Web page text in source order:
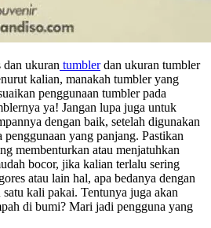
ukuran tumblerdan ukuran tumbler
kalian, manakah tumbler yang
penggunaan tumbler pada
ya! Jangan lupa juga untuk
dengan baik, setelah digunakan
yang panjang. Pastikan
membenturkan atau menjatuhkan
bocor, jika kalian terlalu sering
atau lain hal, apa bedanya dengan
kali pakai. Tentunya juga akan
di bumi? Mari jadi pengguna yang